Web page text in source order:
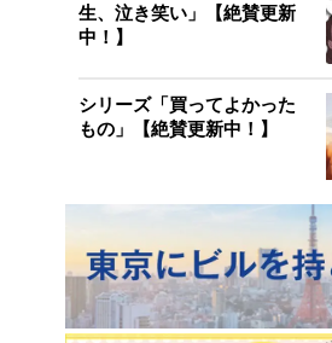
生、泣き笑い」【絶賛更新
中！】
シリーズ「買ってよかった
もの」【絶賛更新中！】